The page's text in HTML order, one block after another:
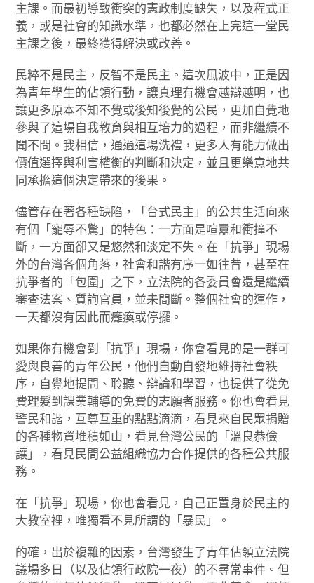
主課。而最初導致衝突的憲政制度缺失，以及程式正
義，或是社會的知識水準，也都必然在上完這一堂民
主課之後，最終獲得解決或改善。
民粹不是民主，反智不是民主。這次風波中，正是因
為青年學生的佔領行動，讓真理有機會越辯越明，也
讓更多原本不知不覺或後知後覺的公民，更加自覺地
參與了這場自我教育與相互培力的過程，而非繼續不
聞不問。我相信，通過這場洗禮，更多人有能力做出
價值選擇與利害權衡的判斷和決定，並且更樂意地共
同承擔這個決定帶來的後果。
儘管存在著各種缺陷，「台式民主」的公共生活向來
有個「寵辱不驚」的特色：一方面是喧囂和衝撞不
斷，一方面卻又是悠然和淡定不失。在「抗爭」現場
外的台灣各個角落，社會和諧有序一如往昔，甚至在
抗爭者的「包圍」之下，立法院的各委員會還是繼續
審查法案、質詢官員，並未間斷。整個社會的運作，
一天都沒有因此而癱瘓或停擺。
如果你有機會到「抗爭」現場，你會看見的是一群可
愛與良善的青年公民，他們自動自發地維持社會秩
序，自覺地提問、聆聽、辯論和學習，也提供了從免
費理髮到課業輔導的免費的志願者服務。你也會看見
警民和諧，互尊互重的點點滴滴，看見來自民眾捐贈
的各種物資堆積如山，看見台灣公民的「溫良恭儉
讓」，看見民間公益組織協力合作提供的各種公共服
務。
在「抗爭」現場，你也會看見，自己正置身於民主的
大教室裡，唯獨看不見所謂的「暴民」。
的確，出於複雜的因素，台灣發生了青年佔領立法院
議場多日（以及佔領行政院一夜）的不尋常事件。但